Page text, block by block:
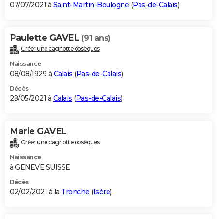
07/07/2021 à Saint-Martin-Boulogne (Pas-de-Calais)
Paulette GAVEL (91 ans)
Créer une cagnotte obsèques
Naissance
08/08/1929 à Calais (Pas-de-Calais)
Décès
28/05/2021 à Calais (Pas-de-Calais)
Marie GAVEL
Créer une cagnotte obsèques
Naissance
à GENEVE SUISSE
Décès
02/02/2021 à la Tronche (Isère)